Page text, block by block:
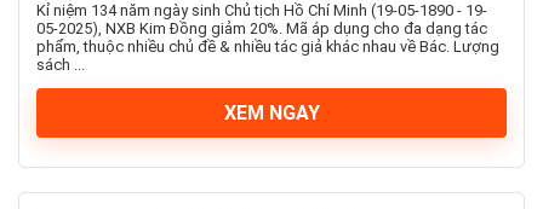
Kỉ niệm 134 năm ngày sinh Chủ tịch Hồ Chí Minh (19-05-1890 - 19-
05-2025), NXB Kim Đồng giảm 20%. Mã áp dụng cho đa dạng tác
phẩm, thuộc nhiều chủ đề & nhiều tác giả khác nhau về Bác. Lượng
sách ...
XEM NGAY